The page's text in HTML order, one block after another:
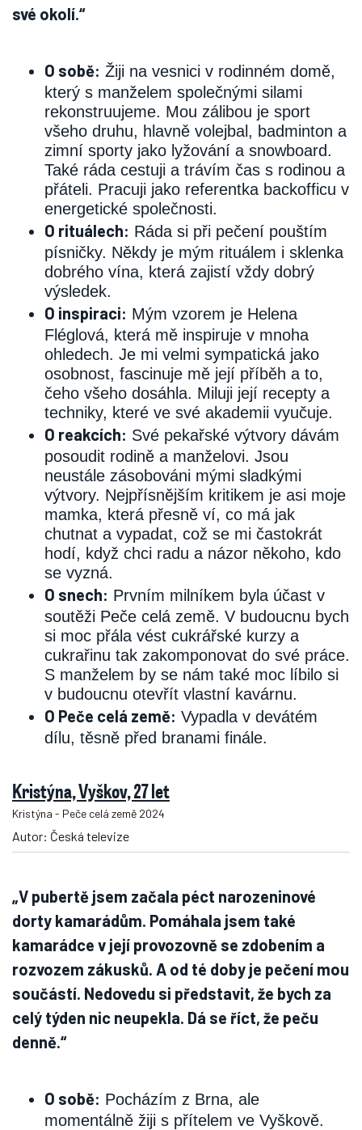
své okolí.“
O sobě: Žiji na vesnici v rodinném domě,
který s manželem společnými silami
rekonstruujeme. Mou zálibou je sport
všeho druhu, hlavně volejbal, badminton a
zimní sporty jako lyžování a snowboard.
Také ráda cestuji a trávím čas s rodinou a
přáteli. Pracuji jako referentka backofficu v
energetické společnosti.
O rituálech: Ráda si při pečení pouštím
písničky. Někdy je mým rituálem i sklenka
dobrého vína, která zajistí vždy dobrý
výsledek.
O inspiraci: Mým vzorem je Helena
Fléglová, která mě inspiruje v mnoha
ohledech. Je mi velmi sympatická jako
osobnost, fascinuje mě její příběh a to,
čeho všeho dosáhla. Miluji její recepty a
techniky, které ve své akademii vyučuje.
O reakcích: Své pekařské výtvory dávám
posoudit rodině a manželovi. Jsou
neustále zásobováni mými sladkými
výtvory. Nejpřísnějším kritikem je asi moje
mamka, která přesně ví, co má jak
chutnat a vypadat, což se mi častokrát
hodí, když chci radu a názor někoho, kdo
se vyzná.
O snech: Prvním milníkem byla účast v
soutěži Peče celá země. V budoucnu bych
si moc přála vést cukrářské kurzy a
cukrařinu tak zakomponovat do své práce.
S manželem by se nám také moc líbilo si
v budoucnu otevřít vlastní kavárnu.
O Peče celá země: Vypadla v devátém
dílu, těsně před branami finále.
Kristýna, Vyškov, 27 let
Kristýna - Peče celá země 2024
Autor: Česká televize
„V pubertě jsem začala péct narozeninové
dorty kamarádům. Pomáhala jsem také
kamarádce v její provozovně se zdobením a
rozvozem zákusků. A od té doby je pečení mou
součástí. Nedovedu si představit, že bych za
celý týden nic neupekla. Dá se říct, že peču
denně.“
O sobě: Pocházím z Brna, ale
momentálně žiji s přítelem ve Vyškově.